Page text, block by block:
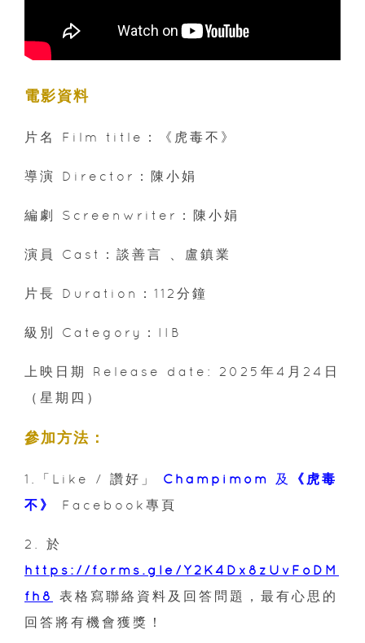
電影資料
片名 Film title：《虎毒不》
導演 Director：陳小娟
編劇 Screenwriter：陳小娟
演員 Cast：談善言 、盧鎮業
片長 Duration：112分鐘
級別 Category：IIB
上映日期 Release date: 2025年4月24日
（星期四）
參加方法：
1.「Like / 讚好」 Champimom 及 《 虎毒
不 》 Facebook專頁
2. 於
https://forms.gle/Y2K4Dx8zUvFoDM
fh8
表格寫聯絡資料及回答問題，最有心思的
回答將有機會獲獎！